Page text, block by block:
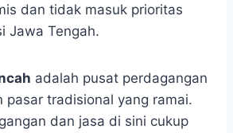
dan tidak masuk prioritas
Jawa Tengah.
adalah pusat perdagangan
pasar tradisional yang ramai.
dan jasa di sini cukup